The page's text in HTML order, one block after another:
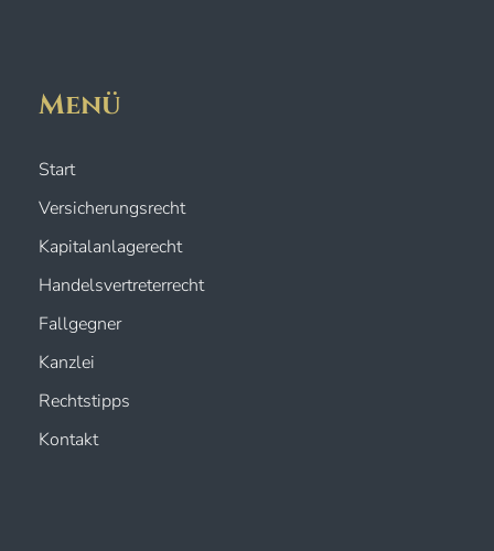
Menü
Start
Versicherungsrecht
Kapitalanlagerecht
Handelsvertreterrecht
Fallgegner
Kanzlei
Rechtstipps
Kontakt